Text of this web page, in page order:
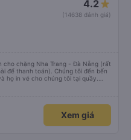
4.2
(14638 đánh giá)
cho chặng Nha Trang - Đà Nẵng (rất
để thanh toán). Chúng tôi đến bến
họ in vé cho chúng tôi tại quầy.
về trực tiếp tại quầy, vì giá vé trên
trời khá lạnh, và chăn mền thì hơi
điện thoại hoạt động tốt, và có giấy
về từ Đà Nẵng (bến xe Đà Nẵng,
Xem giá